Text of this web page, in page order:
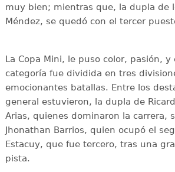
muy bien; mientras que, la dupla de
Méndez, se quedó con el tercer
La Copa Mini, le puso color, pasión,
categoría fue dividida en tres
emocionantes batallas. Entre los
general estuvieron, la dupla de
Arias, quienes dominaron la carrera,
Jhonathan Barrios, quien ocupó el
Estacuy, que fue tercero, tras una
pista.